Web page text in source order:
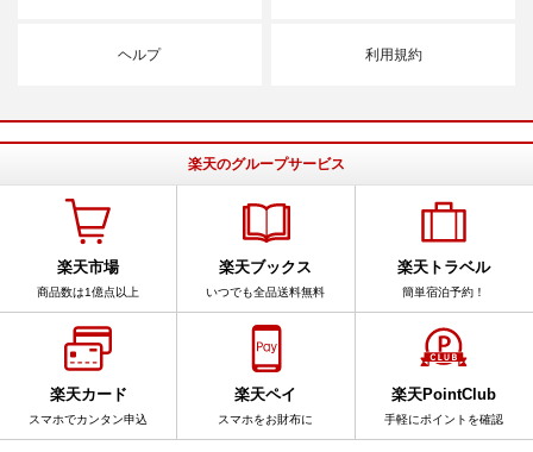
ヘルプ 利用規約
楽天のグループサービス
楽天市場
商品数は1億点以上
楽天ブックス
いつでも全品送料無料
楽天トラベル
簡単宿泊予約！
楽天カード
スマホでカンタン申込
楽天ペイ
スマホをお財布に
楽天PointClub
手軽にポイントを確認